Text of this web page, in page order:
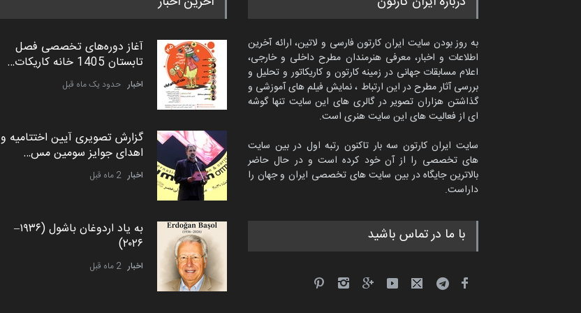
به روز بودن سایت ایران کارتون فارسی و لاتین، ارائه آخرین
اطلاعات و اخبار، معرفی هنرمندان مطرح داخلی و خارجی،
اعلام مسابقات جهانی در زمینه کارتون و کاریکاتور و تحلیل و
بررسی آثار مطرح در این ارتباط ، نمایش فیلم های آموزشی و
گذاشتن هزاران تصویر در گالری های این سایت تنها گوشه
ای از فعالیت های این سایت هنری است.
سایت ایران کارتون سه بار تاکنون رتبه اول در بین سایت
های تخصصی را از آن خود کرده است و در حال حاضر
بالاترین جایگاه در بین سایت های تخصصی ایران و جهان را
داراست.
با ما در تماس باشید
آغاز دوره‌های تخصصی فصل
تابستان 1405 خانه کاریکات…
اخبار حدود یک ماه قبل
گزارش تصویری آیین اختتامیه و
اهدای جوایز سومین مس…
اخبار 2 ماه قبل
به یاد اردوغان باشول (۱۹۳۶–
۲۰۲۶)
اخبار 2 ماه قبل
دمیر نواک از کرواسی
کارتون
امین الحباره از عربستان سعودی
کاریکاتور